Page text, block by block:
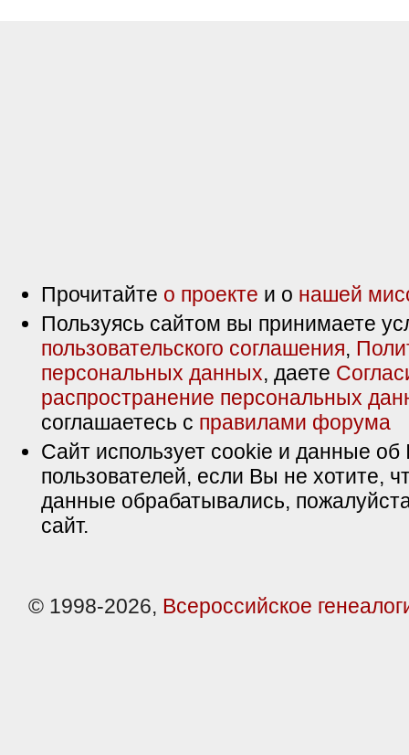
Прочитайте о проекте и о нашей
Пользуясь сайтом вы принимаете
пользовательского соглашения,
персональных данных, даете
распространение персональных
соглашаетесь с правилами форума
Сайт использует cookie и данные об
пользователей, если Вы не хотите,
данные обрабатывались,
сайт.
© 1998-2026, Всероссийское